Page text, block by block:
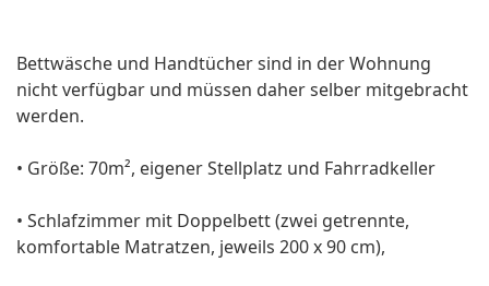
Bettwäsche und Handtücher sind in der Wohnung
nicht verfügbar und müssen daher selber mitgebracht
werden.
• Größe: 70m², eigener Stellplatz und Fahrradkeller
• Schlafzimmer mit Doppelbett (zwei getrennte,
komfortable Matratzen, jeweils 200 x 90 cm),